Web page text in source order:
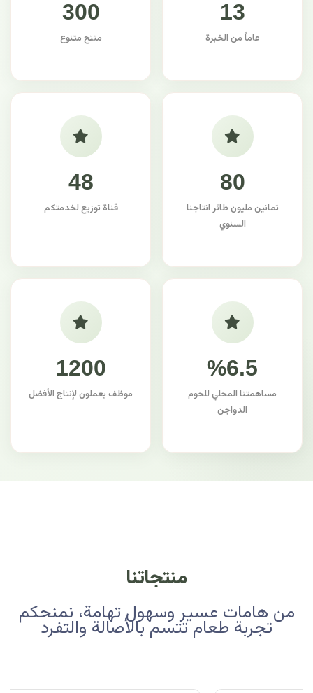
13
عاماً من الخبرة
300
منتج متنوع
80
ثمانين مليون طائر انتاجنا
السنوي
48
قناة توزيع لخدمتكم
%6.5
مساهمتنا المحلي للحوم
الدواجن
1200
موظف يعملون لإنتاج الأفضل
منتجاتنا
من هامات عسير وسهول تهامة، نمنحكم
تجربة طعام تتسم بالأصالة والتفرد